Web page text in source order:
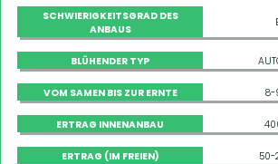
SCHWIERIGKEITSGRAD DES
ANBAUS
BLÜHENDER TYP
VOM SAMEN BIS ZUR ERNTE 8-
ERTRAG INNENANBAU
ERTRAG (IM FREIEN) 50-